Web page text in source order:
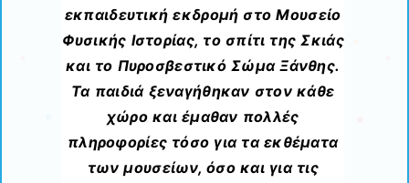
εκπαιδευτική εκδρομή στο Μουσείο
Φυσικής Ιστορίας, το σπίτι της Σκιάς
και το Πυροσβεστικό Σώμα Ξάνθης.
Τα παιδιά ξεναγήθηκαν στον κάθε
χώρο και έμαθαν πολλές
πληροφορίες τόσο για τα εκθέματα
των μουσείων, όσο και για τις